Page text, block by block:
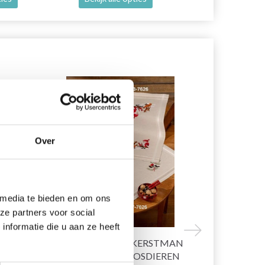
Over
te bieden en om ons
partners voor social
die u aan ze heeft
À
BORDUURPAKKET KERSTMAN
TAFELKLEED MET BOSDIEREN